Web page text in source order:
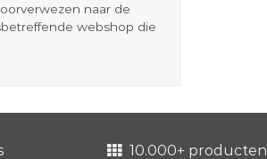
naar de
webshop die
10.000+ producten